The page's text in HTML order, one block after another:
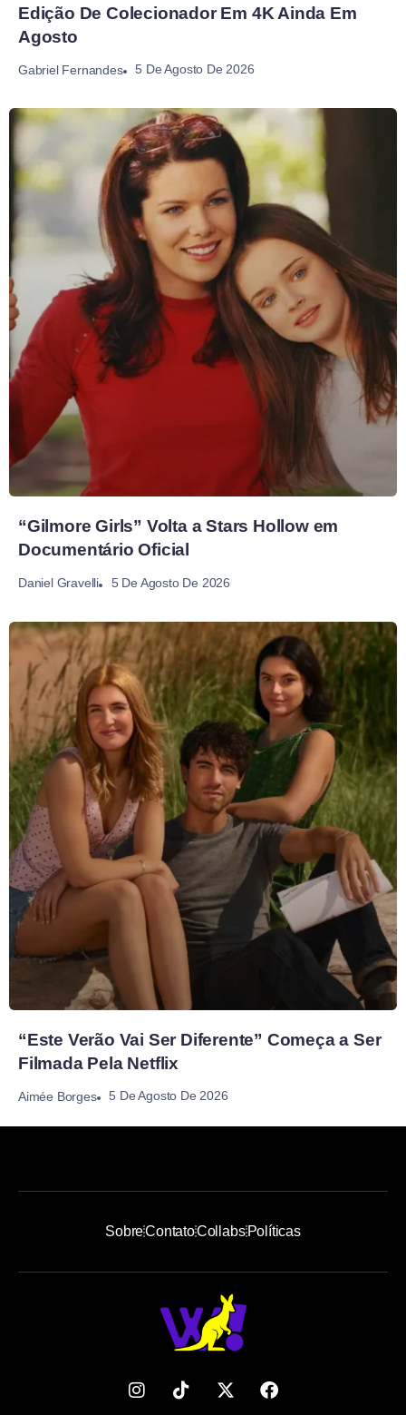
Edição De Colecionador Em 4K Ainda Em
Agosto
Gabriel Fernandes 5 De Agosto De 2026
“Gilmore Girls” Volta a Stars Hollow em
Documentário Oficial
Daniel Gravelli 5 De Agosto De 2026
“Este Verão Vai Ser Diferente” Começa a Ser
Filmada Pela Netflix
Aimée Borges 5 De Agosto De 2026
SobreContatoCollabsPolíticas